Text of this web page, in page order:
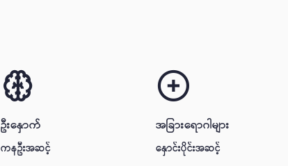
ဦးနှောက်
ကနဦးအဆင့်
အခြား‌ရောဂါများ
နှောင်းပိုင်းအဆင့်